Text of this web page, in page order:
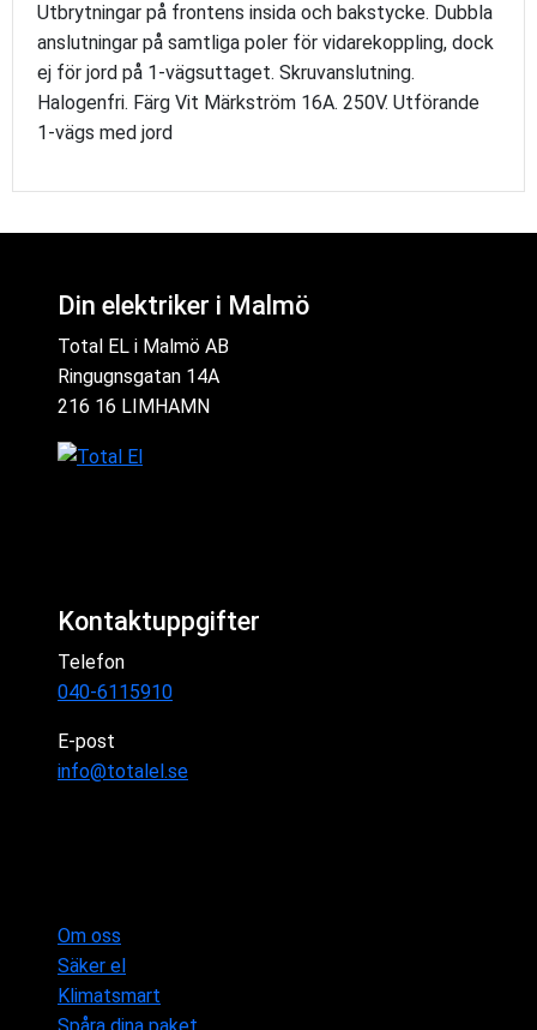
Utbrytningar på frontens insida och bakstycke. Dubbla
anslutningar på samtliga poler för vidarekoppling, dock
ej för jord på 1-vägsuttaget. Skruvanslutning.
Halogenfri. Färg Vit Märkström 16A. 250V. Utförande
1-vägs med jord
Din elektriker i Malmö
Total EL i Malmö AB
Ringugnsgatan 14A
216 16 LIMHAMN
Kontaktuppgifter
Telefon
040-6115910
E-post
info@totalel.se
Om oss
Säker el
Klimatsmart